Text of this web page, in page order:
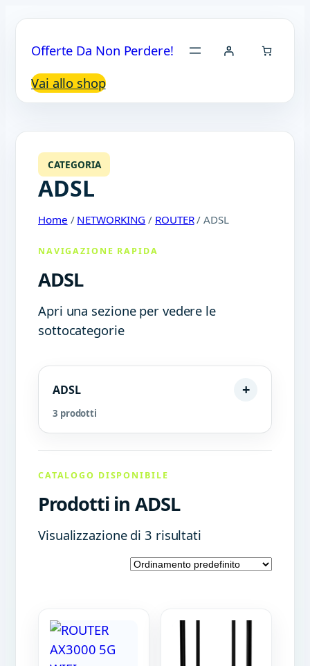
Offerte Da Non Perdere!
Vai allo shop
CATEGORIA
ADSL
Home / NETWORKING / ROUTER/ ADSL
NAVIGAZIONE RAPIDA
ADSL
Apri una sezione per vedere le
sottocategorie
ADSL
3 prodotti
CATALOGO DISPONIBILE
Prodotti in ADSL
Visualizzazione di 3 risultati